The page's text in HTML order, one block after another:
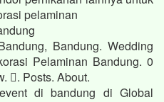
pelaminan
Bandung. Wedding
Pelaminan Bandung. 0
󰟝. Posts. About.
di bandung di Global